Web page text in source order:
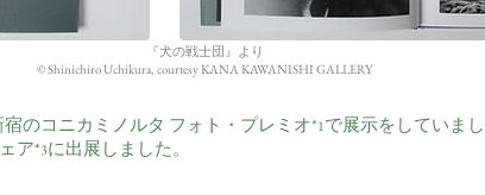
『犬の戦士団』より
©︎ Shinichiro Uchikura, courtesy KANA KAWANISHI GALLERY
宿のコニカミノルタ フォト・プレミオ*1で展示をしていま
ア*3に出展しました。